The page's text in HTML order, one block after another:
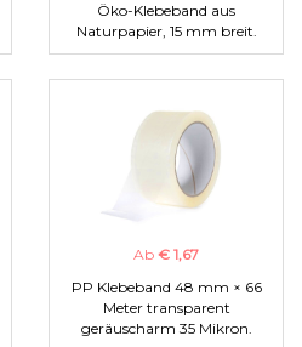
Öko-Klebeband aus
Naturpapier, 15 mm breit.
Ab € 1,67
PP Klebeband 48 mm × 66
Meter transparent
geräuscharm 35 Mikron.